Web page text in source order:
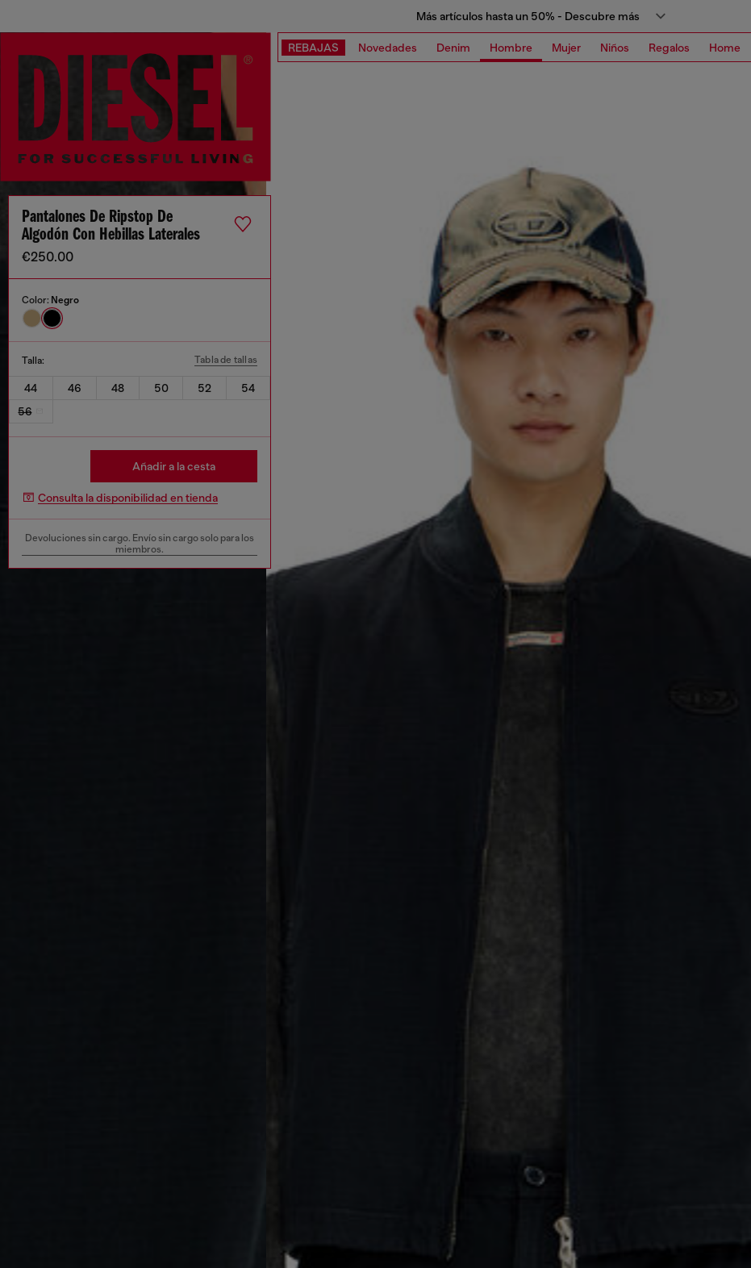
Más artículos hasta un 50% - Descubre más
REBAJAS Novedades Denim Hombre Mujer Niños Regalos Home
Pantalones De Ripstop De
Algodón Con Hebillas Laterales
€250.00
Color: Negro
Talla: Tabla de tallas
44 46 48 50 52
54
56
Añadir a la cesta
Consulta la disponibilidad en tienda
Devoluciones sin cargo. Envío sin cargo solo para los
miembros.